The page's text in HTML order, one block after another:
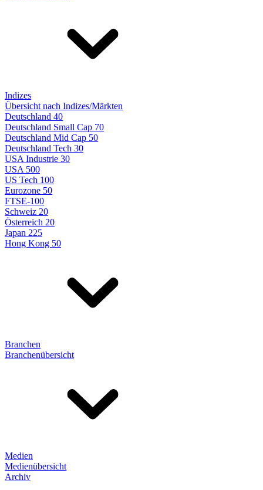
Indizes
Übersicht nach Indizes/Märkten
Deutschland 40
Deutschland Small Cap 70
Deutschland Mid Cap 50
Deutschland Tech 30
USA Industrie 30
USA 500
US Tech 100
Eurozone 50
FTSE-100
Schweiz 20
Österreich 20
Japan 225
Hong Kong 50
Branchen
Branchenübersicht
Medien
Medienübersicht
Archiv